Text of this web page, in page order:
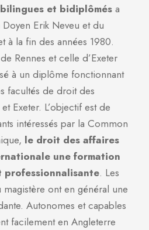
et bidiplômés a
Erik Neveu et du
à la fin des années 1980.
Rennes et celle d’Exeter
à un diplôme fonctionnant
facultés de droit des
Exeter. L’objectif est de
intéressés par la Common
le droit des affaires
une formation
. Les
magistère ont en général une
Autonomes et capables
facilement en Angleterre